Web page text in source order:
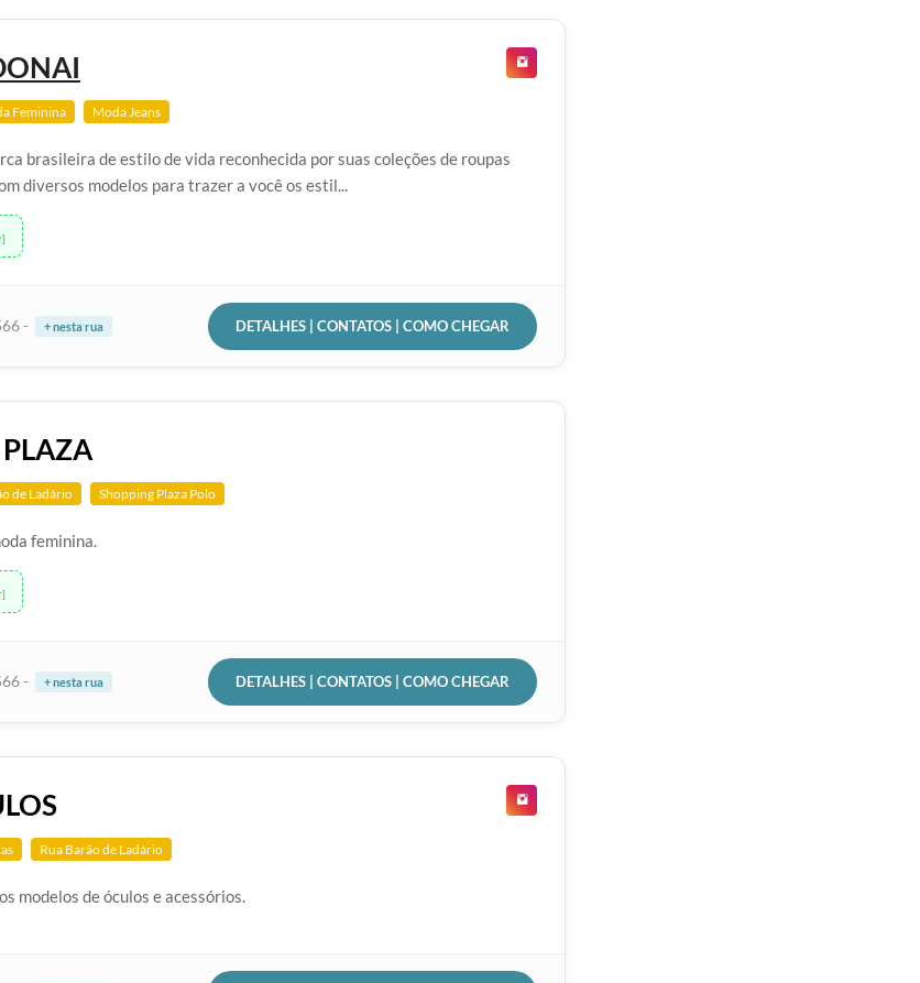
Feminina Moda Jeans
brasileira de estilo de vida reconhecida por suas coleções de roupas
diversos modelos para trazer a você os estil...
- + nesta rua DETALHES | CONTATOS | COMO CHEGAR
de Ladário Shopping Plaza Polo
feminina.
- + nesta rua DETALHES | CONTATOS | COMO CHEGAR
Rua Barão de Ladário
modelos de óculos e acessórios.